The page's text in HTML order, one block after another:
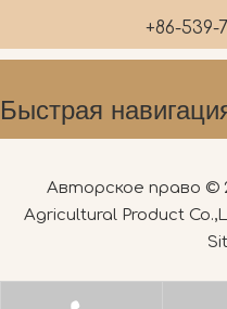
+86-539-
Быстрая
Авторское право ©
Agricultural Product